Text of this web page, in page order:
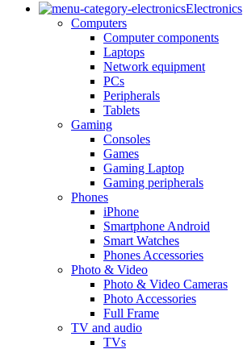
Electronics
Computers
Computer components
Laptops
Network equipment
PCs
Peripherals
Tablets
Gaming
Consoles
Games
Gaming Laptop
Gaming peripherals
Phones
iPhone
Smartphone Android
Smart Watches
Phones Accessories
Photo & Video
Photo & Video Cameras
Photo Accessories
Full Frame
TV and audio
TVs